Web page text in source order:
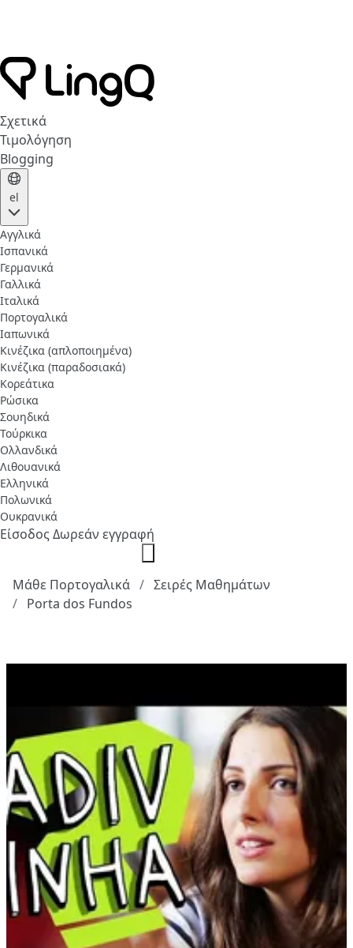
Σχετικά
Τιμολόγηση
Blogging
el
Αγγλικά
Ισπανικά
Γερμανικά
Γαλλικά
Ιταλικά
Πορτογαλικά
Ιαπωνικά
Κινέζικα (απλοποιημένα)
Κινέζικα (παραδοσιακά)
Κορεάτικα
Ρώσικα
Σουηδικά
Τούρκικα
Ολλανδικά
Λιθουανικά
Ελληνικά
Πολωνικά
Ουκρανικά
ΕίσοδοςΔωρεάν εγγραφή
Μάθε Πορτογαλικά
Σειρές Μαθημάτων
Porta dos Fundos